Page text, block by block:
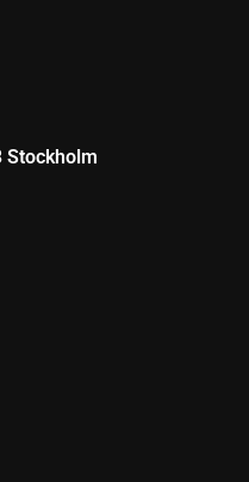
Stockholm